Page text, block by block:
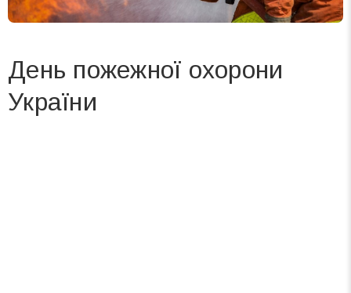
День пожежної охорони
України